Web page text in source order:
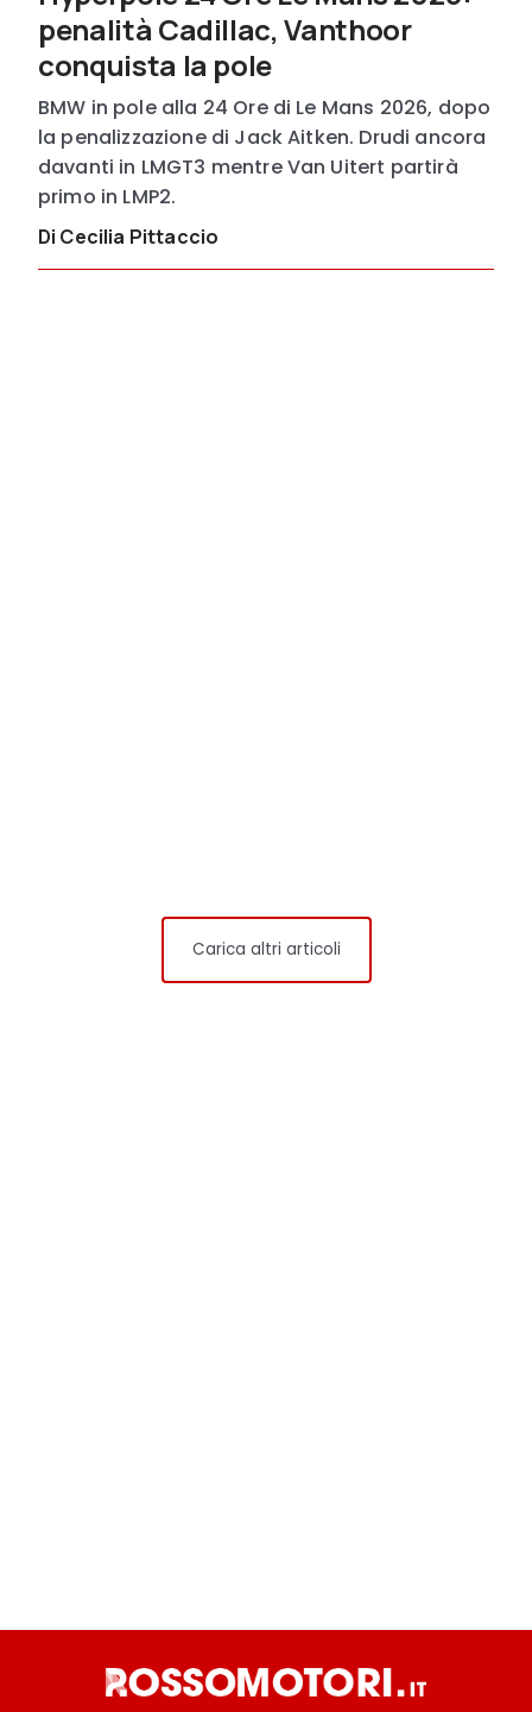
penalità Cadillac, Vanthoor
conquista la pole
BMW in pole alla 24 Ore di Le Mans 2026, dopo
la penalizzazione di Jack Aitken. Drudi ancora
davanti in LMGT3 mentre Van Uitert partirà
primo in LMP2.
Di Cecilia Pittaccio
Carica altri articoli